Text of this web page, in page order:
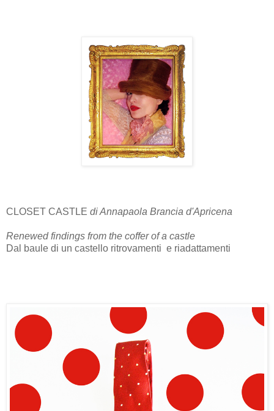
CLOSET CASTLE di Annapaola Brancia d'Apricena
Renewed findings from the coffer of a castle
Dal baule di un castello ritrovamenti e riadattamenti